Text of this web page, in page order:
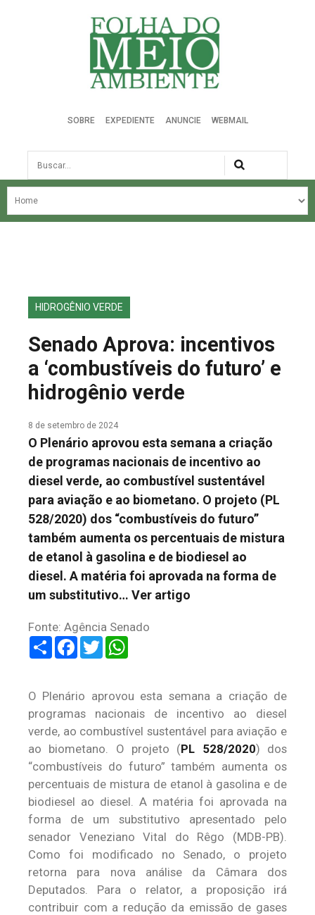
Folha do Meio Ambiente
SOBRE EXPEDIENTE ANUNCIE WEBMAIL
Busca
NOSSA HISTÓRIA
EDIÇÕES ANTERIORES
FALE CONOSCO
HIDROGÊNIO VERDE
Senado Aprova: incentivos
a ‘combustíveis do futuro’ e
hidrogênio verde
8 de setembro de 2024
O Plenário aprovou esta semana a criação
de programas nacionais de incentivo ao
diesel verde, ao combustível sustentável
para aviação e ao biometano. O projeto (PL
528/2020) dos “combustíveis do futuro”
também aumenta os percentuais de mistura
de etanol à gasolina e de biodiesel ao
diesel. A matéria foi aprovada na forma de
um substitutivo… Ver artigo
Fonte: Agência Senado
ShareFacebook
Twitter
O Plenário aprovou esta semana a criação de
programas nacionais de incentivo ao diesel
verde, ao combustível sustentável para aviação e
ao biometano. O projeto (PL 528/2020) dos
“combustíveis do futuro” também aumenta os
percentuais de mistura de etanol à gasolina e de
biodiesel ao diesel. A matéria foi aprovada na
forma de um substitutivo apresentado pelo
senador Veneziano Vital do Rêgo (MDB-PB).
Como foi modificado no Senado, o projeto
retorna para nova análise da Câmara dos
Deputados. Para o relator, a proposição irá
contribuir com a redução da emissão de gases